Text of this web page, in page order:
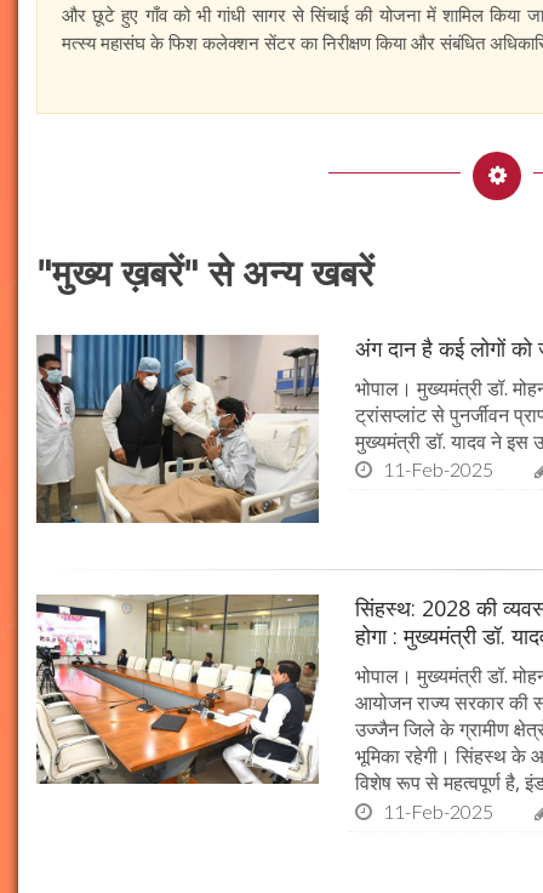
और छूटे हुए गाँव को भी गांधी सागर से सिंचाई की योजना में शामिल किया
मत्स्य महासंघ के फिश कलेक्शन सेंटर का निरीक्षण किया और संबंधित
"मुख्य ख़बरें" से अन्य खबरें
अंग दान है कई लोगों को
भोपाल। मुख्यमंत्री डॉ.
ट्रांसप्लांट से पुनर्जीवन
मुख्यमंत्री डॉ. यादव ने इस
11-Feb-2025
सिंहस्थ: 2028 की
होगा : मुख्यमंत्री डॉ.
भोपाल। मुख्यमंत्री डॉ.
आयोजन राज्य सरकार की
उज्जैन जिले के ग्रामीण
भूमिका रहेगी। सिंहस्थ के
विशेष रूप से महत्वपूर्ण है,
11-Feb-2025